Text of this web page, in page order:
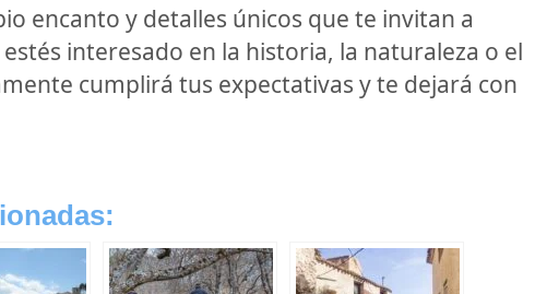
encanto y detalles únicos que te invitan a
interesado en la historia, la naturaleza o el
cumplirá tus expectativas y te dejará con